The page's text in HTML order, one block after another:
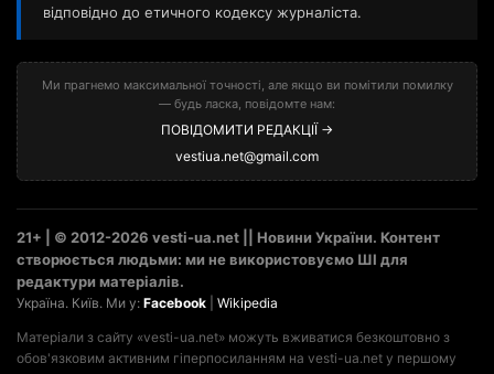
відповідно до етичного кодексу журналіста.
Ми прагнемо максимальної точності, але якщо ви помітили помилку
— будь ласка, повідомте нам:
ПОВІДОМИТИ РЕДАКЦІЇ →
vestiua.net@gmail.com
21+ | © 2012-2026 vesti-ua.net || Новини України. Контент
створюється людьми: ми не використовуємо ШІ для
редактури матеріалів.
Україна. Київ. Ми у: Facebook Wikipedia
Матеріали з сайту «vesti-ua.net» можуть вживатися безкоштовно з
обов'язковим активним гіперпосиланням на vesti-ua.net у першому